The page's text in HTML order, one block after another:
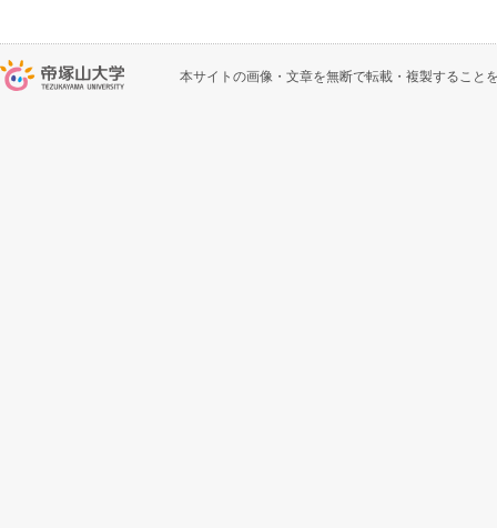
本サイトの画像・文章を無断で転載・複製すること